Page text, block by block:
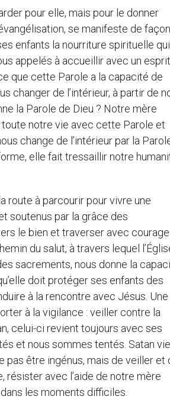
pour elle, mais pour le donner
se manifeste de façon
enfants la nourriture spirituelle qui
appelés à accueillir avec un
que cette Parole a la capacité de
changer de l’intérieur, à partir de
la Parole de Dieu ? Notre mère
toute notre vie avec cette Parole et
change de l’intérieur par la
elle fait tressaillir notre
route à parcourir pour vivre une
soutenus par la grâce des
le bien et traverser avec
du salut, à travers lequel
sacrements, nous donne la
doit protéger ses enfants des
à la rencontre avec Jésus. Une
à la vigilance : veiller contre la
celui-ci revient toujours avec ses
et nous sommes tentés. Satan
pas être ingénus, mais de veiller et
résister avec l’aide de notre mère
les moments difficiles.